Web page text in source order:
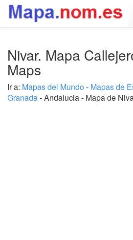
Nivar. Mapa
Maps
Ir a: Mapas del Mundo - Mapas de
Granada- Andalucia - Mapa de